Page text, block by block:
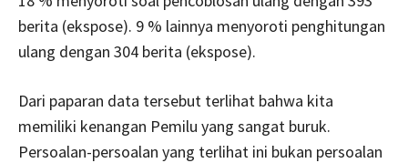
berita (ekspose). 9 % lainnya menyoroti penghitungan
ulang dengan 304 berita (ekspose).
Dari paparan data tersebut terlihat bahwa kita
memiliki kenangan Pemilu yang sangat buruk.
Persoalan-persoalan yang terlihat ini bukan persoalan